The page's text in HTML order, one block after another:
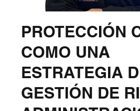
PROTECCIÓN
COMO UNA
ESTRATEGIA
GESTIÓN DE